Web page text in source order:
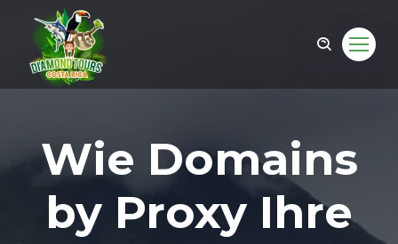
Wie Domains
by Proxy Ihre